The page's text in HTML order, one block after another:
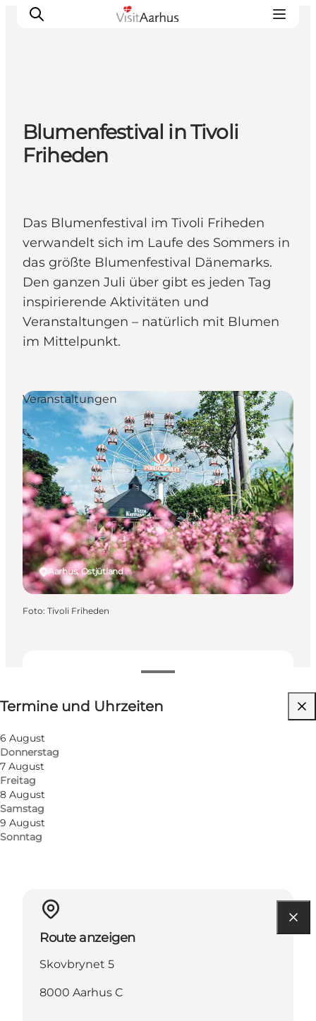
Sehen und erleben
Veranstaltungen
Städte und Regionen
Blumenfestival in Tivoli
Friheden
Das Blumenfestival im Tivoli Friheden
verwandelt sich im Laufe des Sommers in
das größte Blumenfestival Dänemarks.
Den ganzen Juli über gibt es jeden Tag
inspirierende Aktivitäten und
Veranstaltungen – natürlich mit Blumen
im Mittelpunkt.
Termine und Uhrzeiten
Termine und Uhrzeiten
6 August
Donnerstag
7 August
Freitag
8 August
Samstag
9 August
Sonntag
Website besuchen
Aarhus, Ostjütland
Veranstaltungen
Foto: Tivoli Friheden
Route anzeigen
Skovbrynet 5
8000 Aarhus C